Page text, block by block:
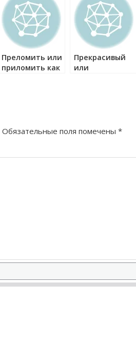
Преломить или
приломить как
Прекрасивый
или
Обязательные поля помечены *